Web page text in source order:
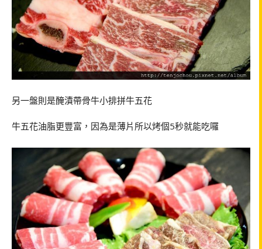
另一盤則是醃漬帶骨牛小排拼牛五花
牛五花油脂更豐富，因為是薄片所以烤個5秒就能吃囉